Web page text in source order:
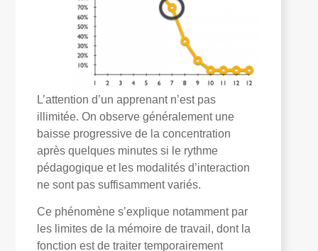
L’attention d’un apprenant n’est pas
illimitée. On observe généralement une
baisse progressive de la concentration
après quelques minutes si le rythme
pédagogique et les modalités d’interaction
ne sont pas suffisamment variés.
Ce phénomène s’explique notamment par
les limites de la mémoire de travail, dont la
fonction est de traiter temporairement